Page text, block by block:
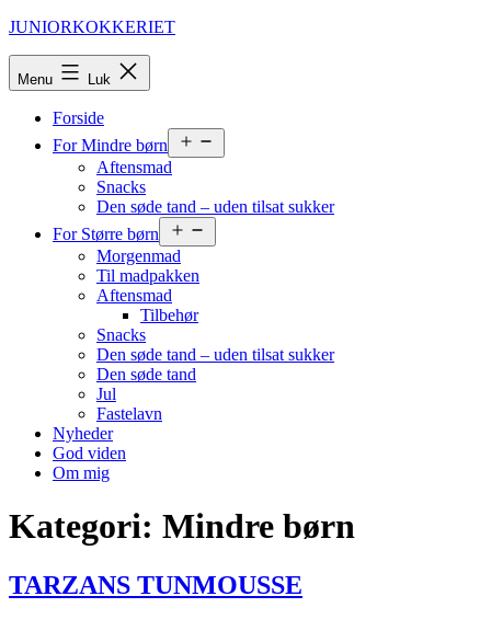
Fortsæt
JUNIORKOKKERIET
Menu Luk
Forside
For Mindre børn
menu
Aftensmad
Snacks
Den søde tand – uden tilsat sukker
For Større børn
menu
Morgenmad
Til madpakken
Aftensmad
Tilbehør
Snacks
Den søde tand – uden tilsat sukker
Den søde tand
Jul
Fastelavn
Nyheder
God viden
Om mig
Kategori: Mindre børn
TARZANS TUNMOUSSE